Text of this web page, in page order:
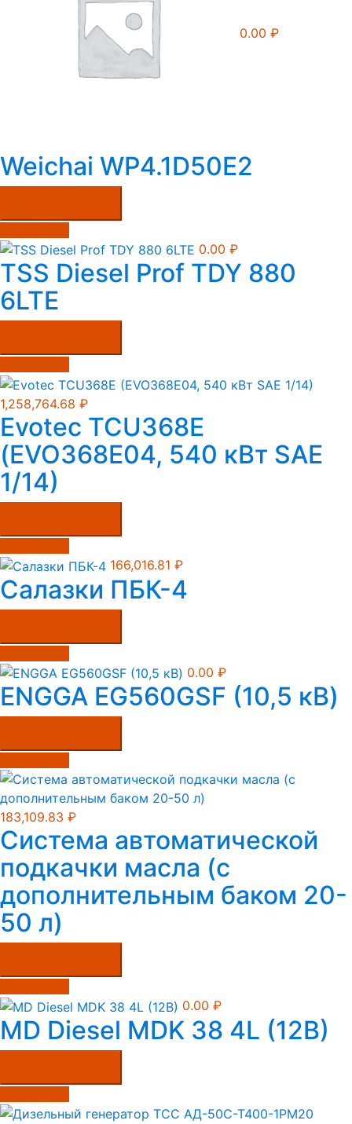
0.00 ₽
Weichai WP4.1D50E2
0.00 ₽
TSS Diesel Prof TDY 880
6LTE
1,258,764.68 ₽
Evotec TCU368E
(EVO368E04, 540 кВт SAE
1/14)
166,016.81 ₽
Салазки ПБК-4
0.00 ₽
ENGGA EG560GSF (10,5 кВ)
183,109.83 ₽
Система автоматической
подкачки масла (с
дополнительным баком 20-
50 л)
0.00 ₽
MD Diesel MDK 38 4L (12B)